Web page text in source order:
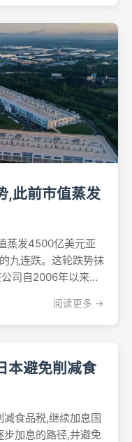
,此前市值蒸发
蒸发4500亿美元亚
九连跌。这轮跌势抹
司自2006年以来持
的人工智能投资计
阅读更多 →
本避免削减食
食品税,继续加息国
步加息的路径,并避免